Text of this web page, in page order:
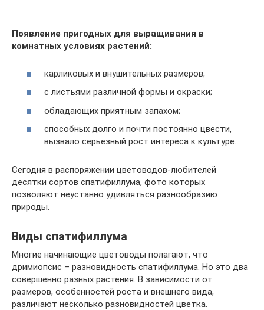
Появление пригодных для выращивания в
комнатных условиях растений:
карликовых и внушительных размеров;
с листьями различной формы и окраски;
обладающих приятным запахом;
способных долго и почти постоянно цвести,
вызвало серьезный рост интереса к культуре.
Сегодня в распоряжении цветоводов-любителей
десятки сортов спатифиллума, фото которых
позволяют неустанно удивляться разнообразию
природы.
Виды спатифиллума
Многие начинающие цветоводы полагают, что
дримиопсис – разновидность спатифиллума. Но это два
совершенно разных растения. В зависимости от
размеров, особенностей роста и внешнего вида,
различают несколько разновидностей цветка.